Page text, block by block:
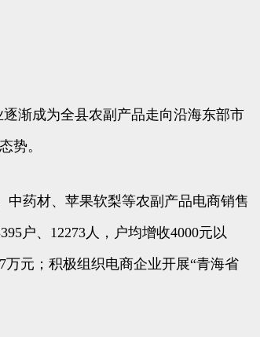
渐成为全县农副产品走向沿海东部市
势。
药材、苹果软梨等农副产品电商销售
户、12273人，户均增收4000元以
元；积极组织电商企业开展“青海省